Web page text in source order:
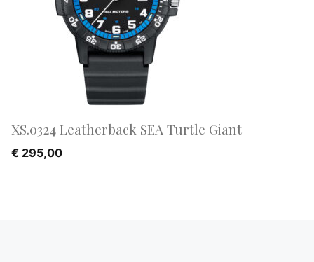
XS.0324 Leatherback SEA Turtle Giant
€ 295,00